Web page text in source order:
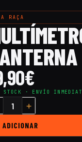
RAÇA
€
STOCK · ENVÍO
ADICIONAR